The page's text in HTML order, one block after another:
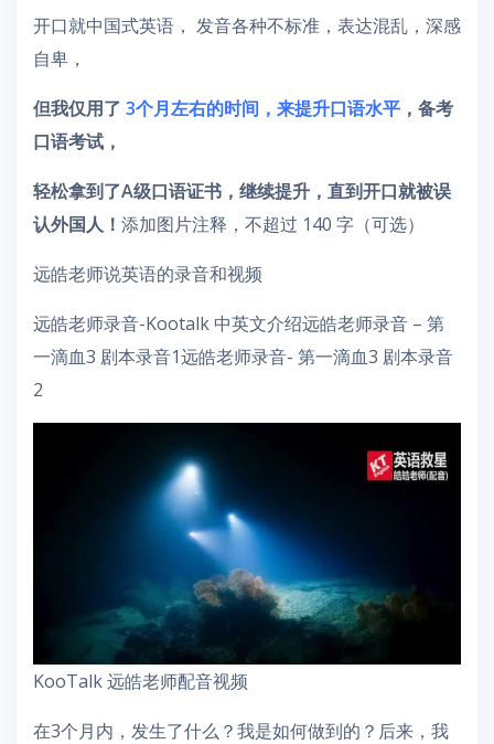
开口就中国式英语， 发音各种不标准，表达混乱，深感
自卑，
但我仅用了 3个月左右的时间，来提升口语水平 ，备考
口语考试，
轻松拿到了A级口语证书，继续提升，直到开口就被误
认外国人！ 添加图片注释，不超过 140 字（可选）
远皓老师说英语的录音和视频
远皓老师录音-Kootalk 中英文介绍远皓老师录音 – 第
一滴血3 剧本录音1远皓老师录音- 第一滴血3 剧本录音
2
KooTalk 远皓老师配音视频
在3个月内，发生了什么？我是如何做到的？后来，我